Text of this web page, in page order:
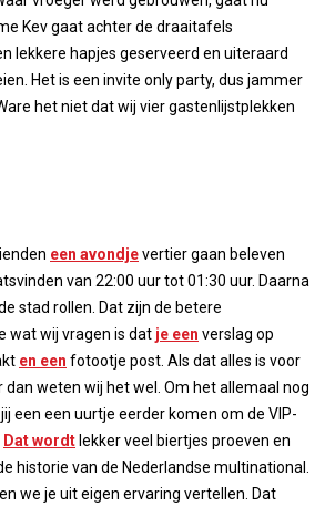
Kev gaat achter de draaitafels
lekkere hapjes geserveerd en uiteraard
Het is een invite only party, dus jammer
het niet dat wij vier gastenlijstplekken
een avondjevertier gaan beleven
van 22:00 uur tot 01:30 uur. Daarna
stad rollen. Dat zijn de betere
wat wij vragen is dat je een verslag op
en een fotootje post. Als dat alles is voor
dan weten wij het wel. Om het allemaal nog
een een uurtje eerder komen om de VIP-
Dat wordt lekker veel biertjes proeven en
historie van de Nederlandse multinational.
we je uit eigen ervaring vertellen. Dat